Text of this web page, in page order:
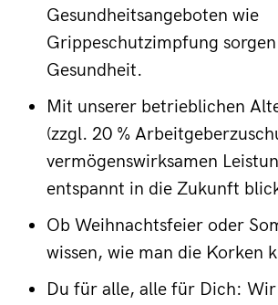
Gesundheitsangeboten wie
Grippeschutzimpfung
Gesundheit.
Mit unserer betrieblichen
(zzgl. 20 %
vermögenswirksamen
entspannt in die Zukunft
Ob Weihnachtsfeier oder
wissen, wie man die Korken
Du für alle, alle für Dich: Wir